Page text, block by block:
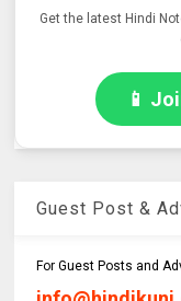
Get the latest Hindi
📱
Guest Post &
For Guest Posts and